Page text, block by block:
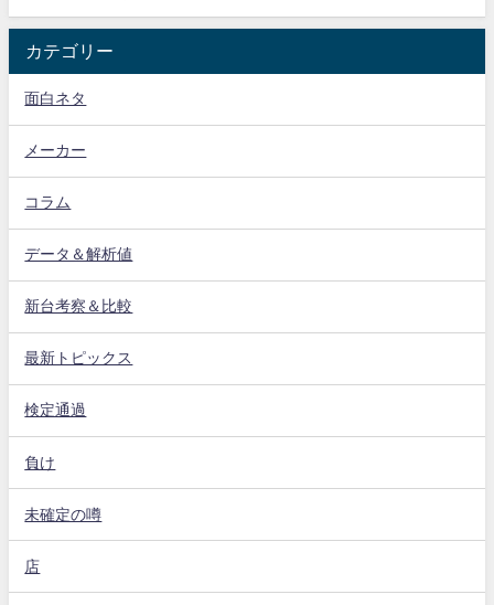
カテゴリー
面白ネタ
メーカー
コラム
データ＆解析値
新台考察＆比較
最新トピックス
検定通過
負け
未確定の噂
店